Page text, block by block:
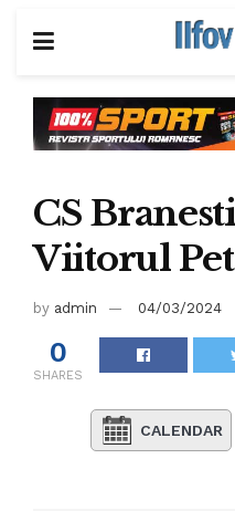
CS
Viitorul
by admin 04/03/2024
0
SHARES
CALENDAR